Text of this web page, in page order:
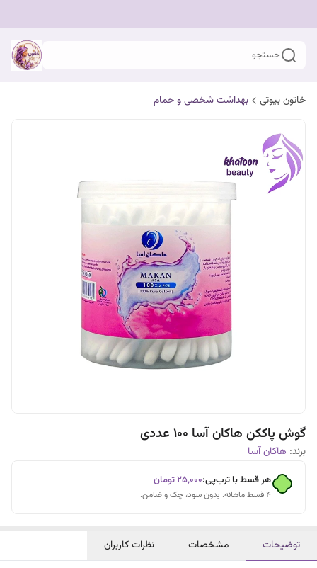
جستجو
خاتون بیوتی بهداشت شخصی و حمام
گوش پاککن هاکان آسا 100 عددی
برند: هاکان آسا
هر قسط با ترب‌پی:۲۵٬۰۰۰تومان
۴ قسط ماهانه. بدون سود، چک و ضامن.
توضیحات مشخصات نظرات کاربران